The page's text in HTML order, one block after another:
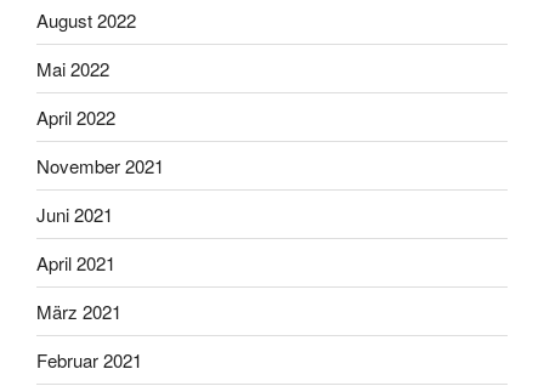
August 2022
Mai 2022
April 2022
November 2021
Juni 2021
April 2021
März 2021
Februar 2021